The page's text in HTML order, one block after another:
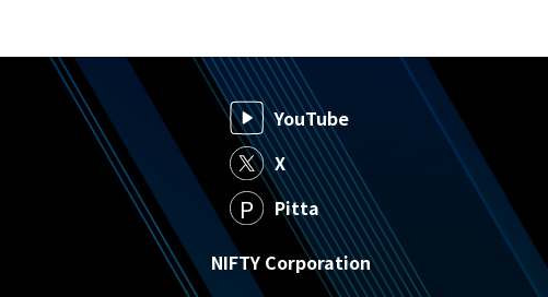
YouTube
X
Pitta
NIFTY Corporation